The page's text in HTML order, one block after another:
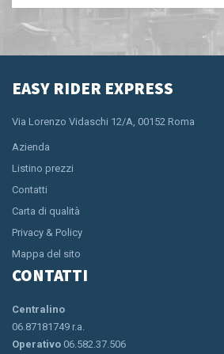
EASY RIDER EXPRESS
Via Lorenzo Vidaschi 12/A, 00152 Roma
Azienda
Listino prezzi
Contatti
Carta di qualità
Privacy & Policy
Mappa del sito
CONTATTI
Centralino
06.87181749 r.a.
Operativo 06.582.37.506